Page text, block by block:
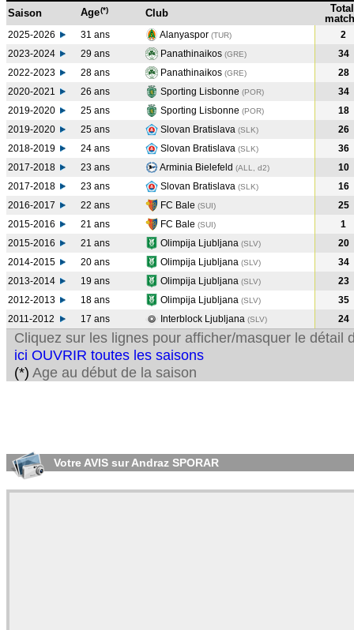
Saison Age(*) Club
Total
2025-2026 31 ans Alanyaspor (TUR)
2
2023-2024
29 ans Panathinaikos (GRE)
34
2022-2023
28 ans Panathinaikos (GRE)
28
2020-2021
26 ans Sporting Lisbonne (POR)
34
2019-2020
25 ans Sporting Lisbonne (POR)
18
2019-2020
25 ans Slovan Bratislava (SLK)
26
2018-2019
24 ans Slovan Bratislava (SLK)
36
2017-2018
23 ans Arminia Bielefeld (ALL, d2)
10
2017-2018
23 ans Slovan Bratislava (SLK)
16
2016-2017
22 ans FC Bale (SUI)
25
2015-2016
21 ans FC Bale (SUI)
1
2015-2016
21 ans Olimpija Ljubljana (SLV)
20
2014-2015
20 ans Olimpija Ljubljana (SLV)
34
2013-2014
19 ans Olimpija Ljubljana (SLV)
23
2012-2013
18 ans Olimpija Ljubljana (SLV)
35
2011-2012
17 ans Interblock Ljubljana (SLV) 24
Cliquez sur les lignes pour afficher/masquer le détail
ici OUVRIR toutes les saisons
(*) Age au début de la saison
Votre AVIS sur Andraz SPORAR